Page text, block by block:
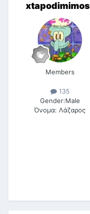
xtapodimimos
Members
135
Gender:Male
Όνομα: Λάζαρος